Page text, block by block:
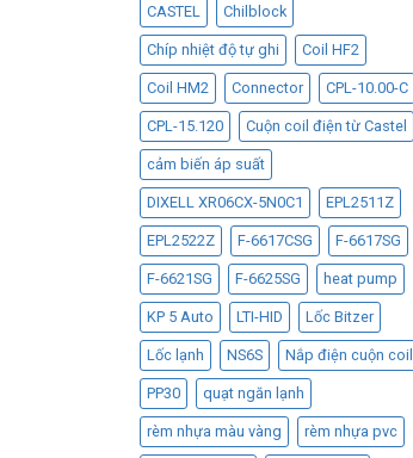
CASTEL Chilblock
Chíp nhiệt độ tự ghi Coil HF2
Coil HM2 Connector CPL-10.00-C
CPL-15.120 Cuộn coil điện từ Castel
cảm biến áp suất
DIXELL XR06CX-5N0C1 EPL2511Z
EPL2522Z F-6617CSG F-6617SG
F-6621SG F-6625SG heat pump
KP 5 Auto LTI-HID Lốc Bitzer
Lốc lạnh NS6S Nắp điện cuộn coil
PP30 quạt ngăn lạnh
rèm nhựa màu vàng rèm nhựa pvc